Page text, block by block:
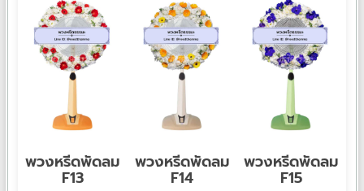
พวงหรีดพัดลม
F13
พวงหรีดพัดลม
F14
พวงหรีดพัดลม
F15